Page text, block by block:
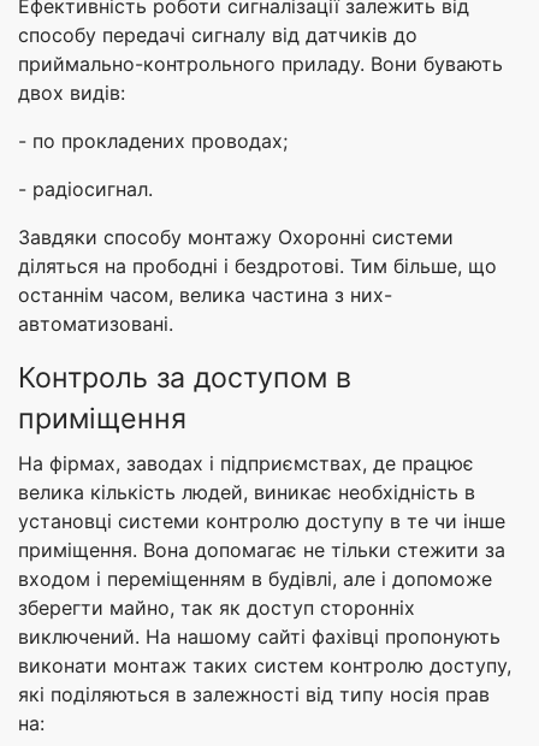
Ефективність роботи сигналізації залежить від
способу передачі сигналу від датчиків до
приймально-контрольного приладу. Вони бувають
двох видів:
- по прокладених проводах;
- радіосигнал.
Завдяки способу монтажу Охоронні системи
діляться на прободні і бездротові. Тим більше, що
останнім часом, велика частина з них-
автоматизовані.
Контроль за доступом в
приміщення
На фірмах, заводах і підприємствах, де працює
велика кількість людей, виникає необхідність в
установці системи контролю доступу в те чи інше
приміщення. Вона допомагає не тільки стежити за
входом і переміщенням в будівлі, але і допоможе
зберегти майно, так як доступ сторонніх
виключений. На нашому сайті фахівці пропонують
виконати монтаж таких систем контролю доступу,
які поділяються в залежності від типу носія прав
на: